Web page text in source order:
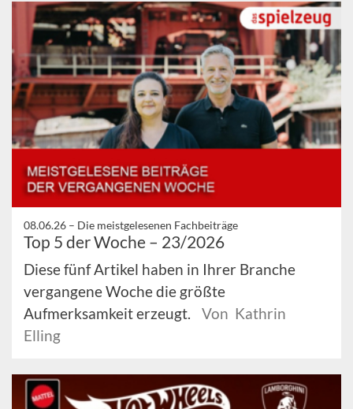
08.06.26 – Die meistgelesenen Fachbeiträge
Top 5 der Woche – 23/2026
Diese fünf Artikel haben in Ihrer Branche
vergangene Woche die größte
Aufmerksamkeit erzeugt.
Von Kathrin
Elling